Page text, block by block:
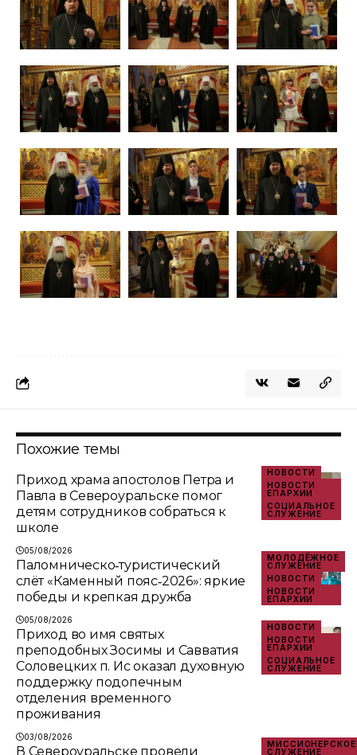
Похожие темы
НОВОСТИ
НОВОСТИ
ЕПАРХИИ
СОЦИАЛЬНОЕ
СЛУЖЕНИЕ
Приход храма апостолов Петра и
Павла в Североуральске помог
детям сотрудников собраться к
школе
05/08/2026
МОЛОДЁЖНОЕ
СЛУЖЕНИЕ
НОВОСТИ
НОВОСТИ
ЕПАРХИИ
Паломническо‑туристический
слёт «Каменный пояс‑2026»: яркие
победы и крепкая дружба
05/08/2026
НОВОСТИ
НОВОСТИ
ЕПАРХИИ
СОЦИАЛЬНОЕ
СЛУЖЕНИЕ
Приход во имя святых
преподобных Зосимы и Савватия
Соловецких п. Ис оказал духовную
поддержку подопечным
отделения временного
проживания
03/08/2026
МИССИОНЕРСКОЕ
СЛУЖЕНИЕ
В Североуральске провели